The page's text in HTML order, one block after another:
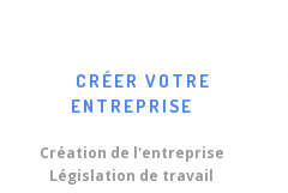
CRÉER VOTRE
ENTREPRISE
Création de l'entreprise
Législation de travail